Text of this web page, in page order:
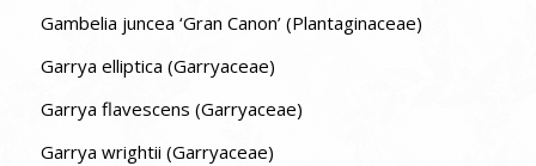
Gambelia juncea ‘Gran Canon’ (Plantaginaceae)
Garrya elliptica (Garryaceae)
Garrya flavescens (Garryaceae)
Garrya wrightii (Garryaceae)